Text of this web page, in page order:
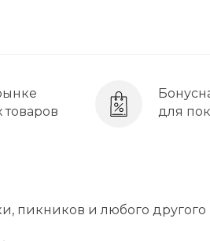
для
пикников и любого другого